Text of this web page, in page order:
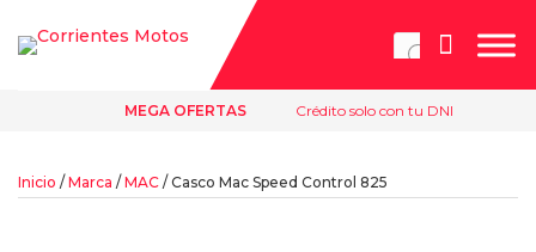
Búsqueda
de
MEGA OFERTAS Crédito solo con tu DNI
Inicio / Marca / MAC / Casco Mac Speed Control 825